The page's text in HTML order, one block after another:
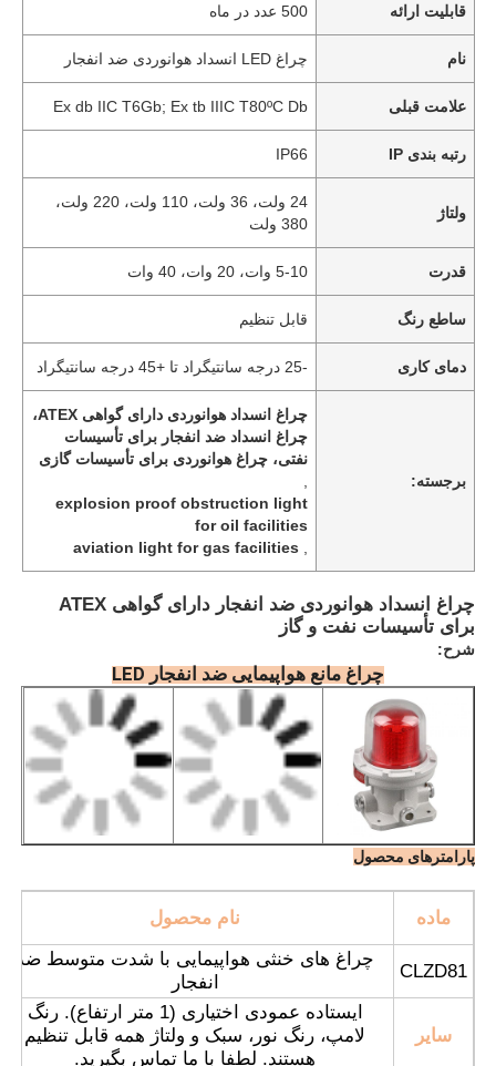
قابلیت ارائه 500 عدد در ماه
نام چراغ LED انسداد هوانوردی ضد انفجار
علامت قبلی Ex db IIC T6Gb; Ex tb IIIC T80ºC Db
رتبه بندی IP IP66
ولتاژ
24 ولت، 36 ولت، 110 ولت، 220 ولت،
380 ولت
قدرت 5-10 وات، 20 وات، 40 وات
ساطع رنگ قابل تنظیم
دمای کاری -25 درجه سانتیگراد تا +45 درجه سانتیگراد
برجسته:
چراغ انسداد هوانوردی دارای گواهی ATEX،
چراغ انسداد ضد انفجار برای تأسیسات
نفتی، چراغ هوانوردی برای تأسیسات گازی
explosion proof obstruction light
for oil facilities
aviation light for gas facilities
چراغ انسداد هوانوردی ضد انفجار دارای گواهی ATEX
برای تأسیسات نفت و گاز
شرح:
چراغ مانع هواپیمایی ضد انفجار LED
پارامترهای محصول
ماده نام محصول
CLZD81
چراغ های خنثی هواپیمایی با شدت متوسط ضد
انفجار
سایر
ایستاده عمودی اختیاری (1 متر ارتفاع). رنگ
لامپ، رنگ نور، سبک و ولتاژ همه قابل تنظیم
هستند. لطفا با ما تماس بگیرید.